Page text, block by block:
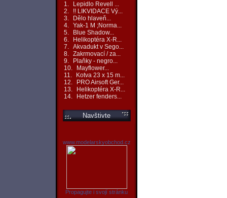
1.
Lepidlo Revell ...
2.
!! LIKVIDACE Vý...
3.
Dělo hlaveň...
4. Yak-1 M ;Norma...
5.
Blue Shadow...
6.
Helikoptéra X-R...
7. Akvadukt v Sego...
8. Zakrmovací / za...
9.
Plaňky - negro...
10.
Mayflower...
11.
Kotva 23 x 15 m...
12.
PRO Airsoft Ger...
13.
Helikoptéra X-R...
14.
Hetzer fenders...
Navštivte
www.modelarskyobchod.cz
Propagujte i svojí stránku